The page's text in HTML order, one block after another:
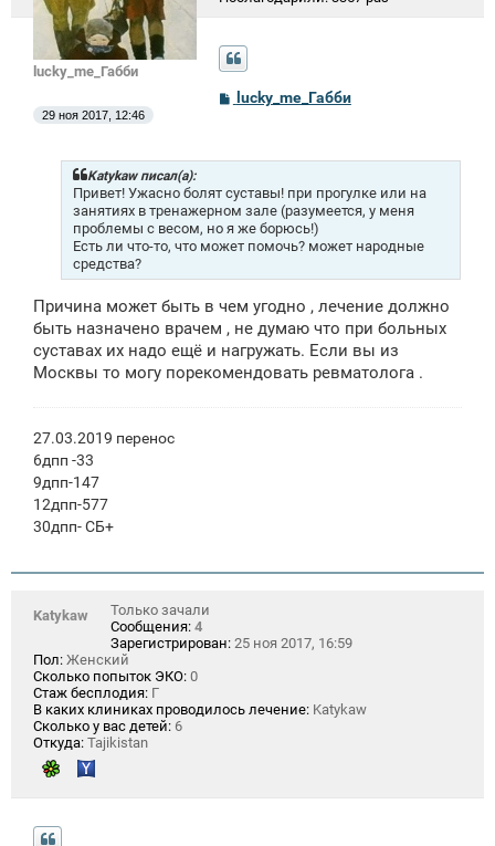
lucky_me_Габби
С
щ
н
и
е
lucky_me_Габби
29 ноя 2017, 12:46
Katykaw писал(а):
Привет! Ужасно болят суставы! при прогулке или на
занятиях в тренажерном зале (разумеется, у меня
проблемы с весом, но я же борюсь!)
Есть ли что-то, что может помочь? может народные
средства?
Причина может быть в чем угодно , лечение должно
быть назначено врачем , не думаю что при больных
суставах их надо ещё и нагружать. Если вы из
Москвы то могу порекомендовать ревматолога .
27.03.2019 перенос
6дпп -33
9дпп-147
12дпп-577
30дпп- СБ+
Katykaw
Только зачали
Сообщения: 4
Зарегистрирован: 25 ноя 2017, 16:59
Пол: Женский
Сколько попыток ЭКО: 0
Стаж бесплодия: Г
В каких клиниках проводилось лечение: Katykaw
Сколько у вас детей: 6
Откуда: Tajikistan